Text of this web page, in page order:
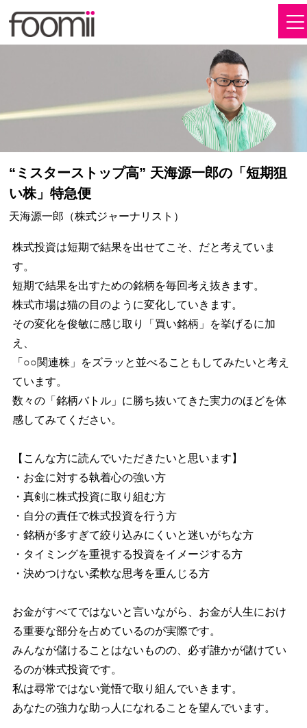
“ミスターストップ高” 天海源一郎の「短期狙
い株」特急便
天海源一郎（株式ジャーナリスト）
株式投資は短期で結果を出せてこそ、だと考えていま
す。
短期で結果を出すための銘柄を毎回考え抜きます。
株式市場は猫の目のように変化していきます。
その変化を俊敏に感じ取り「買い銘柄」を挙げるに加
え、
「○○関連株」をズラッと並べることもしてみたいと考え
ています。
数々の「銘柄バトル」に勝ち抜いてきた実力のほどを体
感してみてください。
【こんな方に読んでいただきたいと思います】
・お金に対する執着心の強い方
・真剣に株式投資に取り組む方
・自分の責任で株式投資を行う方
・銘柄が多すぎて絞り込みにくいと迷いがちな方
・タイミングを重視する投資をイメージする方
・決めつけない柔軟な思考を重んじる方
お金がすべてではないと言いながら、お金が人生におけ
る重要な部分を占めているのが実際です。
みんなが儲けることはないものの、必ず誰かが儲けてい
るのが株式投資です。
私は尋常ではない覚悟で取り組んでいきます。
あなたの強力な助っ人になれることを望んでいます。